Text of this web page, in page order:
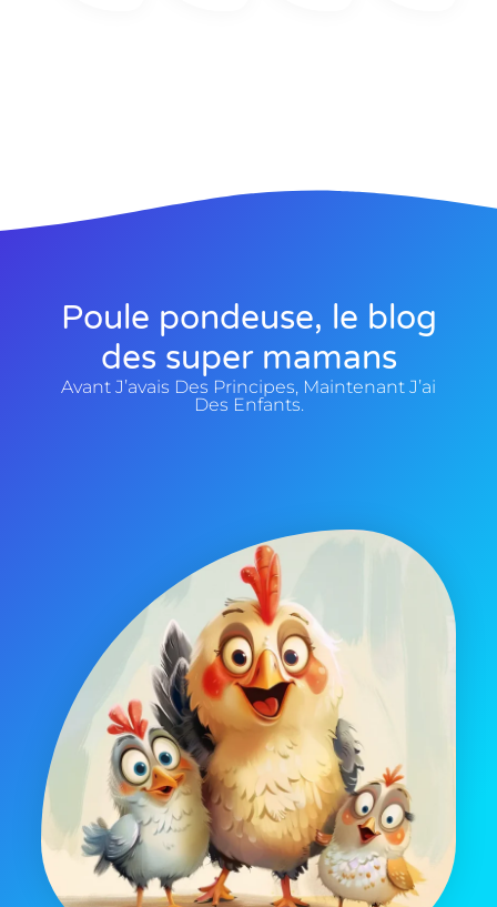
Poule pondeuse, le blog
des super mamans
Avant J’avais Des Principes, Maintenant J’ai
Des Enfants.